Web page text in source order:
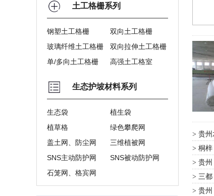
土工格栅系列
钢塑土工格栅
双向土工格栅
玻璃纤维土工格栅
双向拉伸土工格栅
单/多向土工格栅
高强土工格室
生态护坡材料系列
生态袋
植生袋
植草格
绿色攀爬网
盖土网、防尘网
三维植被网
SNS主动防护网
SNS被动防护网
石笼网、格宾网
> 贵州
> 桐梓
> 贵州
> 三
> 贵州